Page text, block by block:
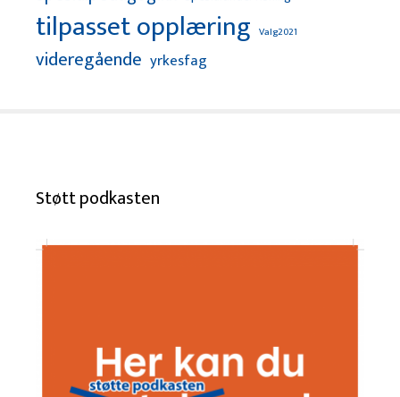
tilpasset opplæring Valg2021
videregående yrkesfag
Støtt podkasten